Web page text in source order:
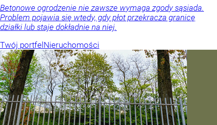
Betonowe ogrodzenie nie zawsze wymaga zgody sąsiada.
Problem pojawia się wtedy, gdy płot przekracza granicę
działki lub staje dokładnie na niej.
Twój portfel Nieruchomości